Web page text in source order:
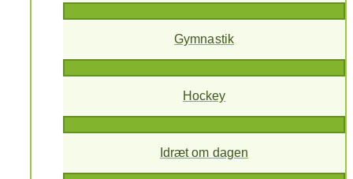
Gymnastik
Hockey
Idræt om dagen